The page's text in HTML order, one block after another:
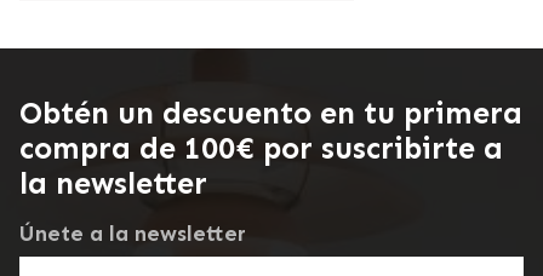
Obtén un descuento en tu primera
compra de 100€ por suscribirte a
la newsletter
Únete a la newsletter